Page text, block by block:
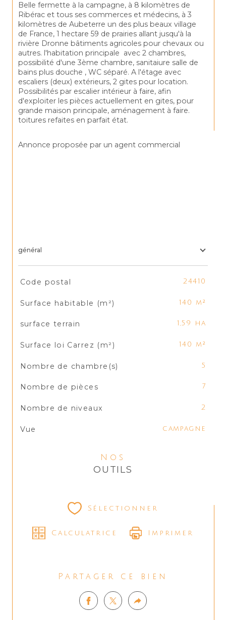
Belle fermette à la campagne, à 8 kilomètres de
Ribérac et tous ses commerces et médecins, à 3
kilomètres de Aubeterre un des plus beaux village
de France, 1 hectare 59 de prairies allant jusqu'à la
rivière Dronne bâtiments agricoles pour chevaux ou
autres. l'habitation principale  avec 2 chambres,
possibilité d'une 3ème chambre, sanitaiure salle de
bains plus douche , WC séparé. A l'étage avec
escaliers (deux) extérieurs, 2 gites pour location.
Possibilités par escalier intérieur à faire, afin
d'exploiter les pièces actuellement en gites, pour
grande maison principale, aménagement à faire.
toitures refaites en parfait état.
Annonce proposée par un agent commercial
général
TRAD_SIROCCO_Caracteristique
Code postal 24410
Surface habitable (m²) 140 m²
surface terrain 1,59 ha
Surface loi Carrez (m²) 140 m²
Nombre de chambre(s) 5
Nombre de pièces 7
Nombre de niveaux 2
Vue campagne
Nos
OUTILS
Sélectionner
Calculatrice Imprimer
Partager ce bien